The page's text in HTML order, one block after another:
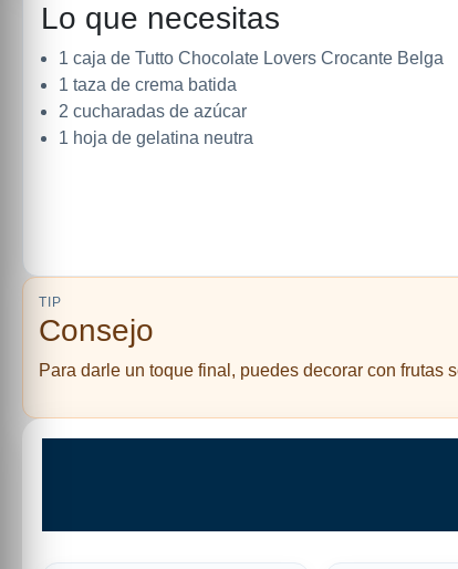
Lo que necesitas
1 caja de Tutto Chocolate Lovers Crocante Belga
1 taza de crema batida
2 cucharadas de azúcar
1 hoja de gelatina neutra
TIP
Consejo
Para darle un toque final, puedes decorar con frutas